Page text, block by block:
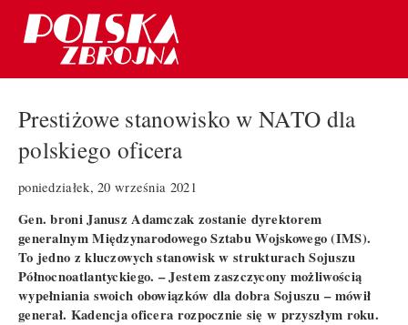
Prestiżowe stanowisko w NATO dla
polskiego oficera
poniedziałek, 20 września 2021
Gen. broni Janusz Adamczak zostanie dyrektorem
generalnym Międzynarodowego Sztabu Wojskowego (IMS).
To jedno z kluczowych stanowisk w strukturach Sojuszu
Północnoatlantyckiego. – Jestem zaszczycony możliwością
wypełniania swoich obowiązków dla dobra Sojuszu – mówił
generał. Kadencja oficera rozpocznie się w przyszłym roku.